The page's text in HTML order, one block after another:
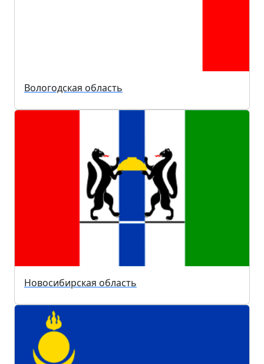
Вологодская область
Новосибирская область